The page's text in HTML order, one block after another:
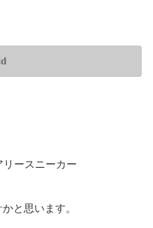
ースニーカー
と思います。